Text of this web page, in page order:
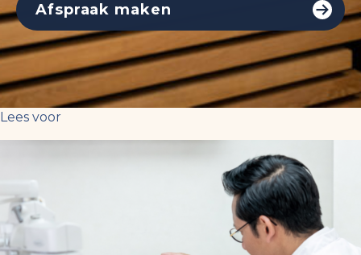
Afspraak maken
Lees voor